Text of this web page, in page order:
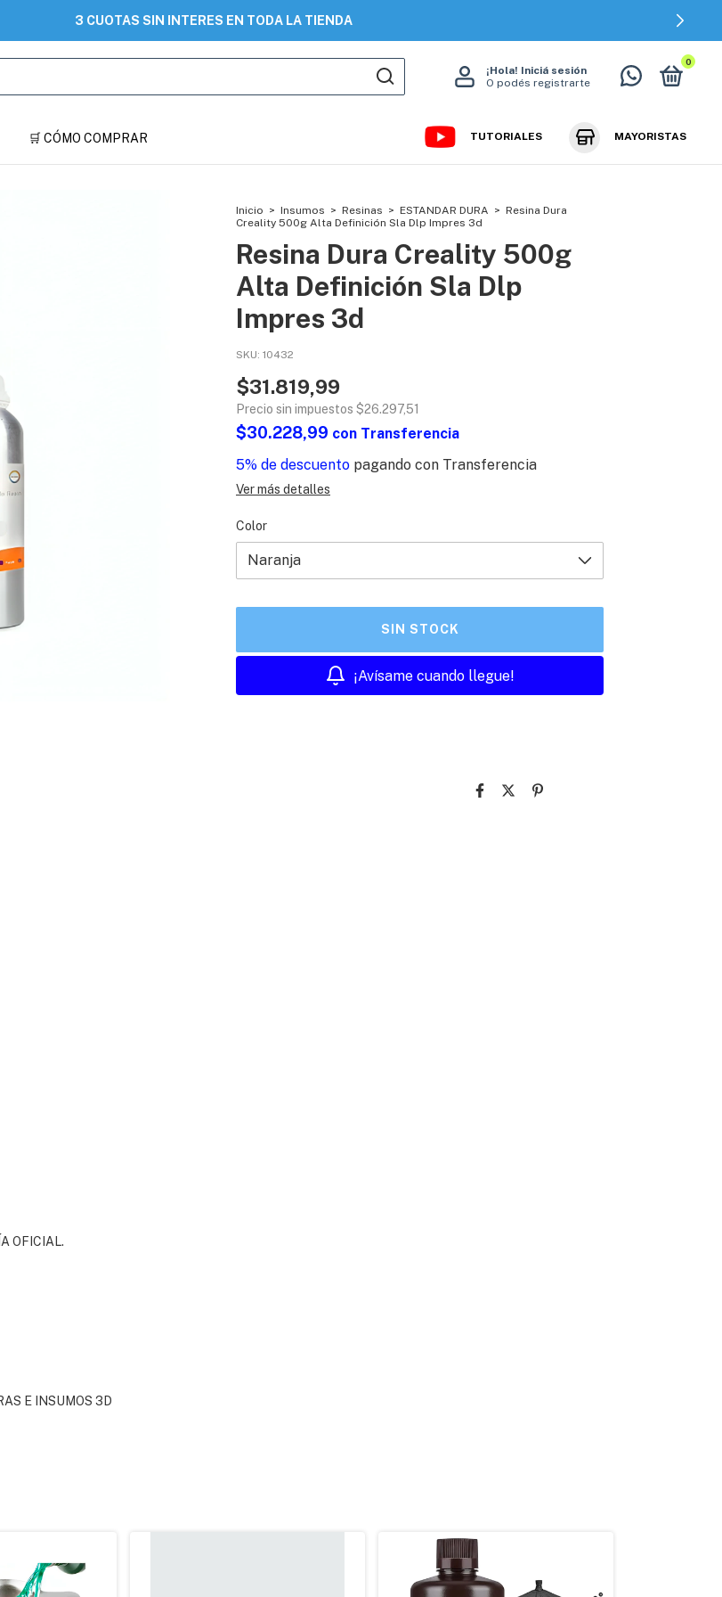
CUOTAS SIN INTERES EN TODA LA TIENDA
¡Hola! Iniciá sesión
O podés registrarte
0
🛒 CÓMO COMPRAR TUTORIALES MAYORISTAS
Inicio > Insumos > Resinas > ESTANDAR DURA > Resina Dura
Creality 500g Alta Definición Sla Dlp Impres 3d
Resina Dura Creality 500g
Alta Definición Sla Dlp
Impres 3d
SKU: 10432
$31.819,99
Precio sin impuestos $26.297,51
$30.228,99 con Transferencia
5% de descuento pagando con Transferencia
Ver más detalles
Color
¡Avísame cuando llegue!
OFICIAL.
E INSUMOS 3D